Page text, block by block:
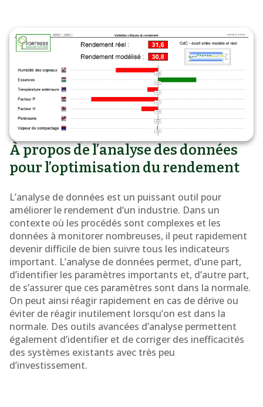
À propos de l’analyse des données
pour l’optimisation du rendement
L’analyse de données est un puissant outil pour
améliorer le rendement d’un industrie. Dans un
contexte où les procédés sont complexes et les
données à monitorer nombreuses, il peut rapidement
devenir difficile de bien suivre tous les indicateurs
important. L’analyse de données permet, d’une part,
d’identifier les paramètres importants et, d’autre part,
de s’assurer que ces paramètres sont dans la normale.
On peut ainsi réagir rapidement en cas de dérive ou
éviter de réagir inutilement lorsqu’on est dans la
normale. Des outils avancées d’analyse permettent
également d’identifier et de corriger des inefficacités
des systèmes existants avec très peu
d’investissement.